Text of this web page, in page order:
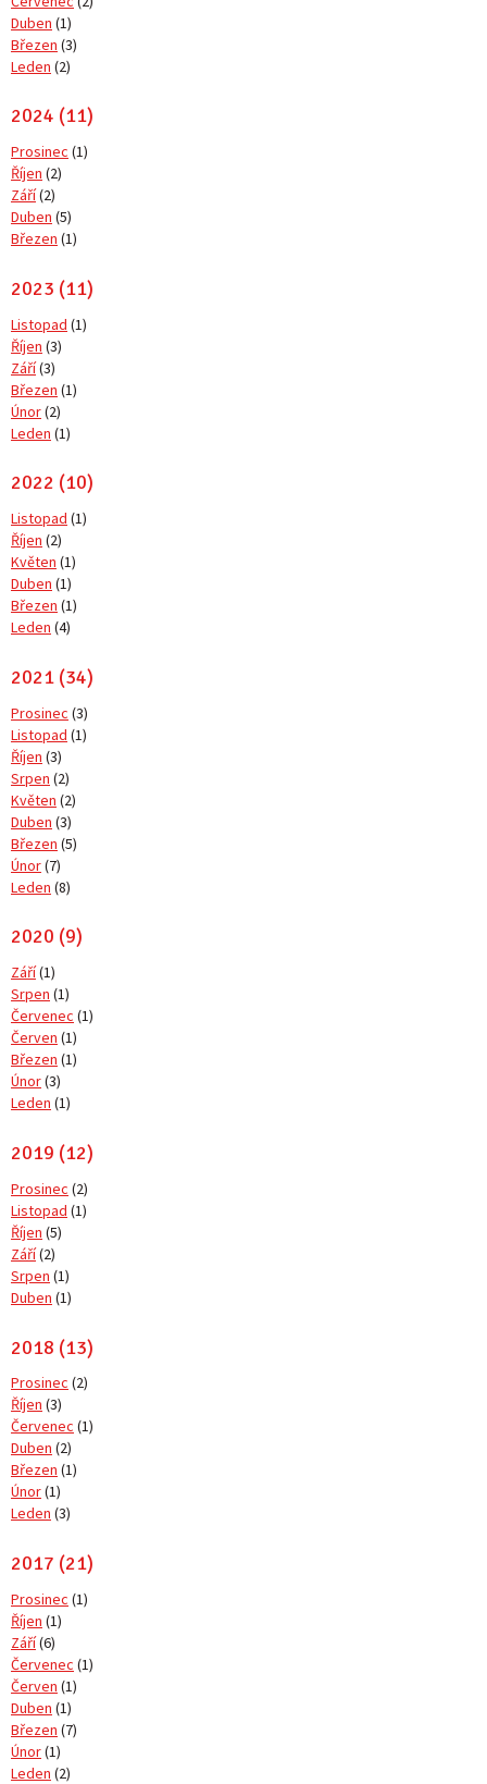
Duben (1)
Březen (3)
Leden (2)
2024 (11)
Prosinec (1)
Říjen (2)
Září(2)
Duben (5)
Březen (1)
2023 (11)
Listopad (1)
Říjen (3)
Září(3)
Březen (1)
Únor(2)
Leden (1)
2022 (10)
Listopad (1)
Říjen (2)
Květen (1)
Duben (1)
Březen (1)
Leden (4)
2021 (34)
Prosinec (3)
Listopad (1)
Říjen (3)
Srpen (2)
Květen (2)
Duben (3)
Březen (5)
Únor(7)
Leden (8)
2020 (9)
Září(1)
Srpen (1)
Červenec (1)
Červen (1)
Březen (1)
Únor(3)
Leden (1)
2019 (12)
Prosinec (2)
Listopad (1)
Říjen (5)
Září(2)
Srpen (1)
Duben (1)
2018 (13)
Prosinec (2)
Říjen (3)
Červenec (1)
Duben (2)
Březen (1)
Únor(1)
Leden (3)
2017 (21)
Prosinec (1)
Říjen (1)
Září(6)
Červenec (1)
Červen (1)
Duben (1)
Březen (7)
Únor(1)
Leden (2)